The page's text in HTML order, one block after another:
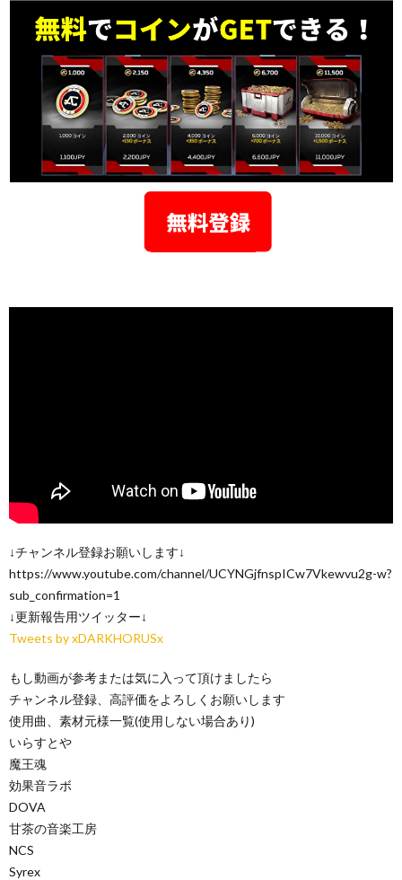
↓チャンネル登録お願いします↓
https://www.youtube.com/channel/UCYNGjfnspICw7Vkewvu2g-w?
sub_confirmation=1
↓更新報告用ツイッター↓
Tweets by xDARKHORUSx
もし動画が参考または気に入って頂けましたら
チャンネル登録、高評価をよろしくお願いします
使用曲、素材元様一覧(使用しない場合あり)
いらすとや
魔王魂
効果音ラボ
DOVA
甘茶の音楽工房
NCS
Syrex